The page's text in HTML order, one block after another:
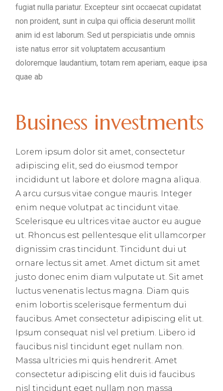
fugiat nulla pariatur. Excepteur sint occaecat cupidatat
non proident, sunt in culpa qui officia deserunt mollit
anim id est laborum. Sed ut perspiciatis unde omnis
iste natus error sit voluptatem accusantium
doloremque laudantium, totam rem aperiam, eaque ipsa
quae ab
Business investments
Lorem ipsum dolor sit amet, consectetur
adipiscing elit, sed do eiusmod tempor
incididunt ut labore et dolore magna aliqua.
A arcu cursus vitae congue mauris. Integer
enim neque volutpat ac tincidunt vitae.
Scelerisque eu ultrices vitae auctor eu augue
ut. Rhoncus est pellentesque elit ullamcorper
dignissim cras tincidunt. Tincidunt dui ut
ornare lectus sit amet. Amet dictum sit amet
justo donec enim diam vulputate ut. Sit amet
luctus venenatis lectus magna. Diam quis
enim lobortis scelerisque fermentum dui
faucibus. Amet consectetur adipiscing elit ut.
Ipsum consequat nisl vel pretium. Libero id
faucibus nisl tincidunt eget nullam non.
Massa ultricies mi quis hendrerit. Amet
consectetur adipiscing elit duis id faucibus
nisl tincidunt eget nullam non massa